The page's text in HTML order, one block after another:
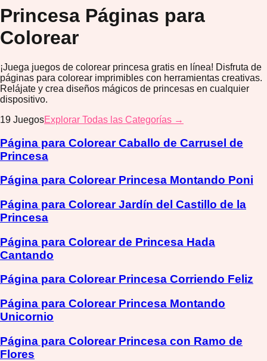
Princesa Páginas para
Colorear
¡Juega juegos de colorear princesa gratis en línea! Disfruta de
páginas para colorear imprimibles con herramientas creativas.
Relájate y crea diseños mágicos de princesas en cualquier
dispositivo.
19 JuegosExplorar Todas las Categorías →
Página para Colorear Caballo de Carrusel de
Princesa
Página para Colorear Princesa Montando Poni
Página para Colorear Jardín del Castillo de la
Princesa
Página para Colorear de Princesa Hada
Cantando
Página para Colorear Princesa Corriendo Feliz
Página para Colorear Princesa Montando
Unicornio
Página para Colorear Princesa con Ramo de
Flores